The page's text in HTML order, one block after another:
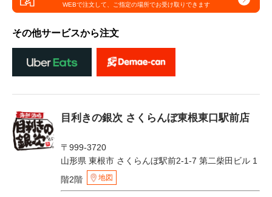
WEBで注文して、 ご指定の場所でお受け取りできます
その他サービスから注文
目利きの銀次 さくらんぼ東根東口駅前店
〒999-3720
山形県 東根市 さくらんぼ駅前2-1-7 第二柴田ビル 1
階2階
地図